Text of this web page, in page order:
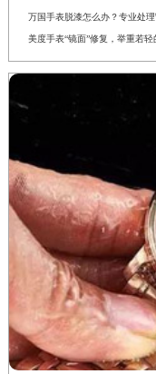
万国手表脱漆怎么办？专业处
美度手表“镜面”修复，举重若轻